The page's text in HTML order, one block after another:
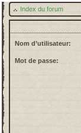
Index du forum
Nom d’utilisateur:
Mot de passe: